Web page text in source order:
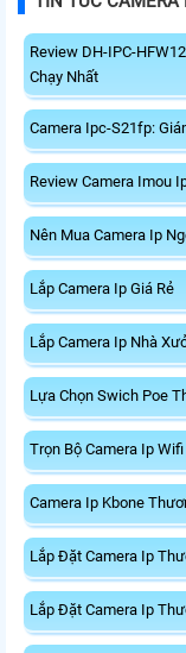
Review DH-IPC-
Chạy Nhất
Camera Ipc-S21fp:
Review Camera Imou
Nên Mua Camera Ip
Lắp Camera Ip Giá Rẻ
Lắp Camera Ip Nhà
Lựa Chọn Swich Poe
Trọn Bộ Camera Ip Wifi
Camera Ip Kbone
Lắp Đặt Camera Ip
Lắp Đặt Camera Ip